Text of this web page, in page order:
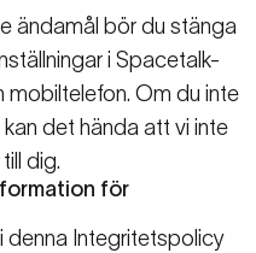
ändamål bör du stänga
i Spacetalk-
mobiltelefon. Om du inte
det hända att vi inte
dig.
för
denna Integritetspolicy